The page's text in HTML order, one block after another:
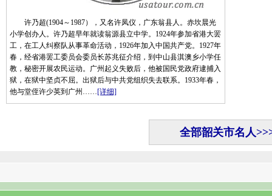
许乃超(1904～1987），又名许凤仪，广东翁县人。赤坎晨光
小学创办人。许乃超早年就读翁源县立中学。1924年参加省港大罢
工，在工人纠察队从事革命活动，1926年加入中国共产党。1927年
春，经省港罢工委员会委员长苏兆征介绍，到中山县淇澳乡小学任
教，秘密开展农民运动。广州起义失败后，他被国民党政府逮捕入
狱，在狱中坚贞不屈。出狱后与中共党组织失去联系。1933年春，
他与堂侄许少英到广州……[详细]
全部韶关市名人